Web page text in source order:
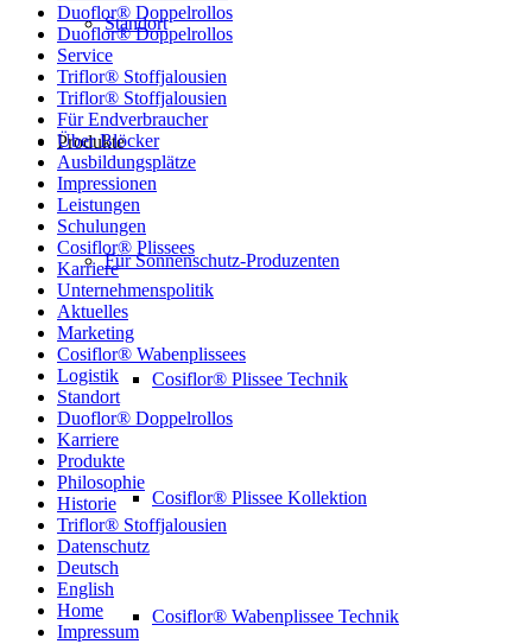
Standort
Produkte
Für Sonnenschutz-Produzenten
Cosiflor® Plissee Technik
Cosiflor® Plissee Kollektion
Cosiflor® Wabenplissee Technik
Duoflor® Doppelrollos
Duoflor® Doppelrollos
Service
Triflor® Stoffjalousien
Triflor® Stoffjalousien
Für Endverbraucher
Über Blöcker
Ausbildungsplätze
Impressionen
Leistungen
Schulungen
Cosiflor® Plissees
Karriere
Unternehmenspolitik
Aktuelles
Marketing
Cosiflor® Wabenplissees
Logistik
Standort
Duoflor® Doppelrollos
Karriere
Produkte
Philosophie
Historie
Triflor® Stoffjalousien
Datenschutz
Deutsch
English
Home
Impressum